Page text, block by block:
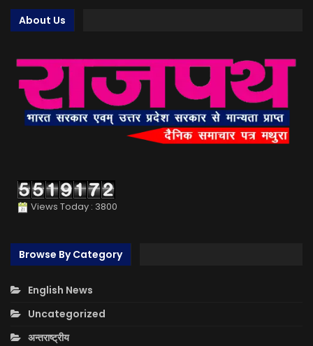
About Us
Views Today : 3800
Browse By Category
English News
Uncategorized
अन्तराष्ट्रीय